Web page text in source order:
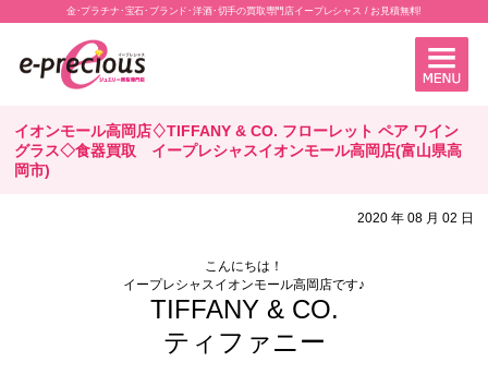
金･プラチナ･宝石･ブランド･洋酒･切手の買取専門店イープレシャス / お見積無料!
イオンモール高岡店♢TIFFANY & CO. フローレット ペア ワイン
グラス◇食器買取 イープレシャスイオンモール高岡店(富山県高
岡市)
2020 年 08 月 02 日
こんにちは！
イープレシャスイオンモール高岡店です♪
TIFFANY & CO.
ティファニー